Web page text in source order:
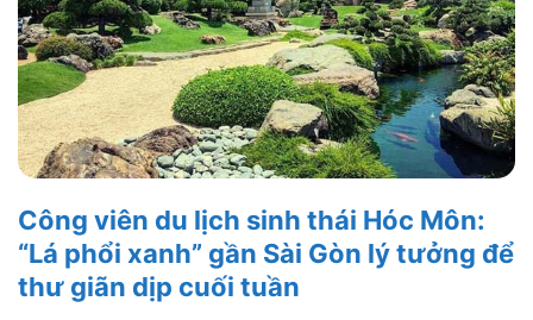
Công viên du lịch sinh thái Hóc Môn:
“Lá phổi xanh” gần Sài Gòn lý tưởng để
thư giãn dịp cuối tuần